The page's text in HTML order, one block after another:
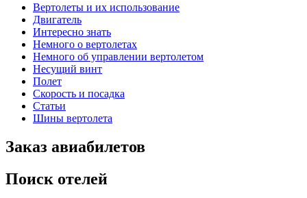
Вертолеты и их использование
Двигатель
Интересно знать
Немного о вертолетах
Немного об управлении вертолетом
Несущий винт
Полет
Скорость и посадка
Статьи
Шины вертолета
Заказ авиабилетов
Поиск отелей